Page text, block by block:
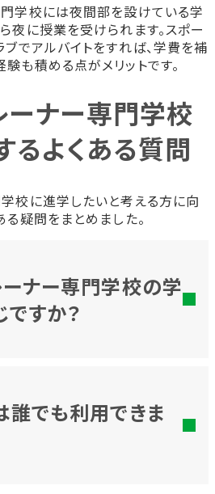
学校には夜間部を設けている学
夜に授業を受けられます。スポー
ブでアルバイトをすれば、学費を補
も積める点がメリットです。
ーナー専門学校
るよくある質問
校に進学したいと考える方に向
る疑問をまとめました。
ナー専門学校の学
すか？
でも利用できま